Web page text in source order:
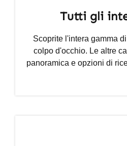
Tutti gli
Scoprite l'intera gamma
colpo d'occhio. Le altre
panoramica e opzioni di